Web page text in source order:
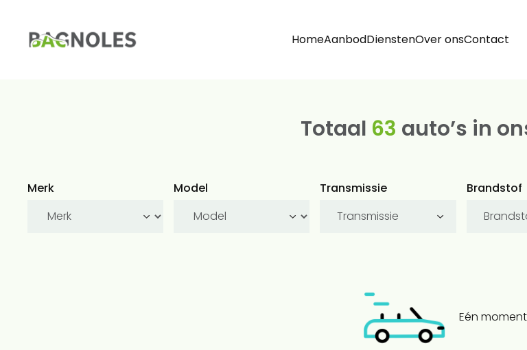
HomeAanbodDienstenOver onsContact
Totaal 63 auto’s in
Merk Model
Transmissie
Transmissie
Brandstof
Eén